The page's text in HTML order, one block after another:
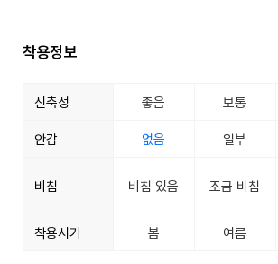
착용정보
신축성 좋음 보통
안감 없음 일부
비침 비침 있음 조금 비침
착용시기 봄 여름